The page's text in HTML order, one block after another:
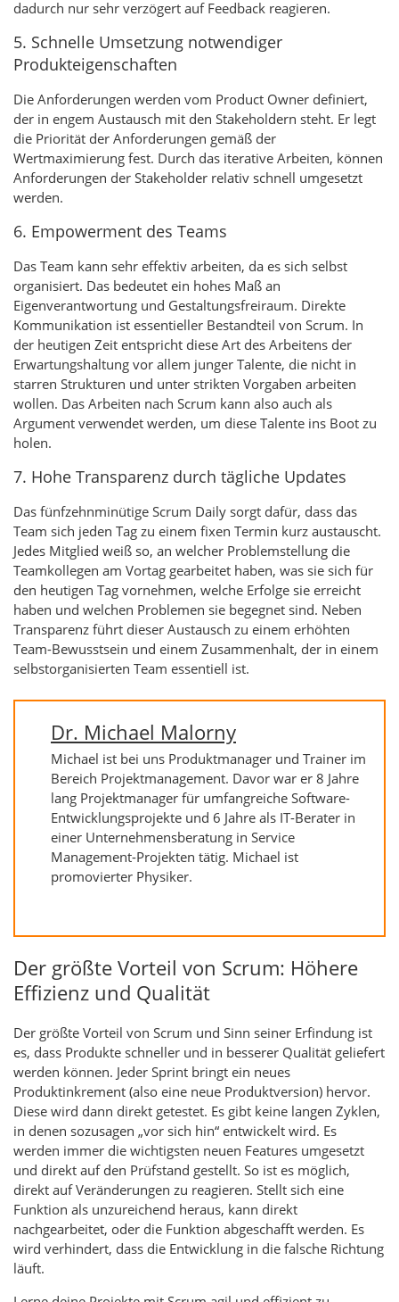
dadurch nur sehr verzögert auf Feedback reagieren.
5. Schnelle Umsetzung notwendiger
Produkteigenschaften
Die Anforderungen werden vom Product Owner definiert,
der in engem Austausch mit den Stakeholdern steht. Er legt
die Priorität der Anforderungen gemäß der
Wertmaximierung fest. Durch das iterative Arbeiten, können
Anforderungen der Stakeholder relativ schnell umgesetzt
werden.
6. Empowerment des Teams
Das Team kann sehr effektiv arbeiten, da es sich selbst
organisiert. Das bedeutet ein hohes Maß an
Eigenverantwortung und Gestaltungsfreiraum. Direkte
Kommunikation ist essentieller Bestandteil von Scrum. In
der heutigen Zeit entspricht diese Art des Arbeitens der
Erwartungshaltung vor allem junger Talente, die nicht in
starren Strukturen und unter strikten Vorgaben arbeiten
wollen. Das Arbeiten nach Scrum kann also auch als
Argument verwendet werden, um diese Talente ins Boot zu
holen.
7. Hohe Transparenz durch tägliche Updates
Das fünfzehnminütige Scrum Daily sorgt dafür, dass das
Team sich jeden Tag zu einem fixen Termin kurz austauscht.
Jedes Mitglied weiß so, an welcher Problemstellung die
Teamkollegen am Vortag gearbeitet haben, was sie sich für
den heutigen Tag vornehmen, welche Erfolge sie erreicht
haben und welchen Problemen sie begegnet sind. Neben
Transparenz führt dieser Austausch zu einem erhöhten
Team-Bewusstsein und einem Zusammenhalt, der in einem
selbstorganisierten Team essentiell ist.
Dr. Michael Malorny
Michael ist bei uns Produktmanager und Trainer im
Bereich Projektmanagement. Davor war er 8 Jahre
lang Projektmanager für umfangreiche Software-
Entwicklungsprojekte und 6 Jahre als IT-Berater in
einer Unternehmensberatung in Service
Management-Projekten tätig. Michael ist
promovierter Physiker.
Der größte Vorteil von Scrum: Höhere
Effizienz und Qualität
Der größte Vorteil von Scrum und Sinn seiner Erfindung ist
es, dass Produkte schneller und in besserer Qualität geliefert
werden können. Jeder Sprint bringt ein neues
Produktinkrement (also eine neue Produktversion) hervor.
Diese wird dann direkt getestet. Es gibt keine langen Zyklen,
in denen sozusagen „vor sich hin“ entwickelt wird. Es
werden immer die wichtigsten neuen Features umgesetzt
und direkt auf den Prüfstand gestellt. So ist es möglich,
direkt auf Veränderungen zu reagieren. Stellt sich eine
Funktion als unzureichend heraus, kann direkt
nachgearbeitet, oder die Funktion abgeschafft werden. Es
wird verhindert, dass die Entwicklung in die falsche Richtung
läuft.